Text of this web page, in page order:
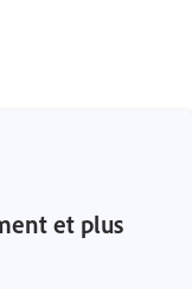
et plus